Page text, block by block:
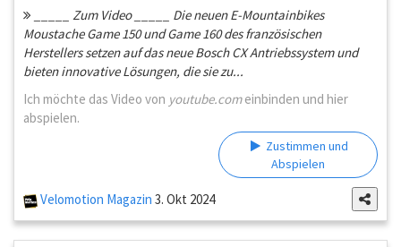
_____ Zum Video _____ Die neuen E-Mountainbikes
Moustache Game 150 und Game 160 des französischen
Herstellers setzen auf das neue Bosch CX Antriebssystem und
bieten innovative Lösungen, die sie zu...
Ich möchte das Video von youtube.comeinbinden und hier
abspielen.
Zustimmen und
Abspielen
Velomotion Magazin 3. Okt 2024